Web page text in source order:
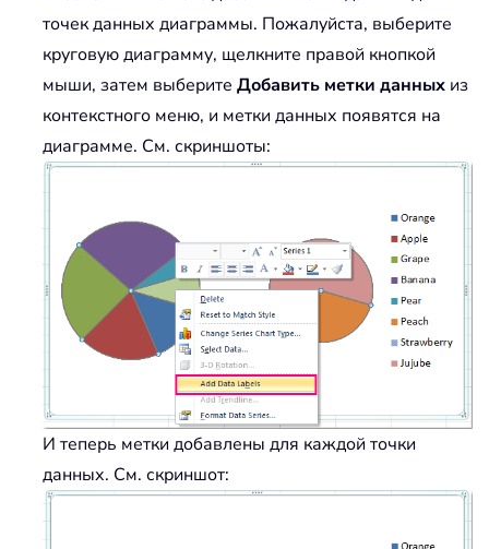
точек данных диаграммы. Пожалуйста, выберите
круговую диаграмму, щелкните правой кнопкой
мыши, затем выберите Добавить метки данных из
контекстного меню, и метки данных появятся на
диаграмме. См. скриншоты:
И теперь метки добавлены для каждой точки
данных. См. скриншот: